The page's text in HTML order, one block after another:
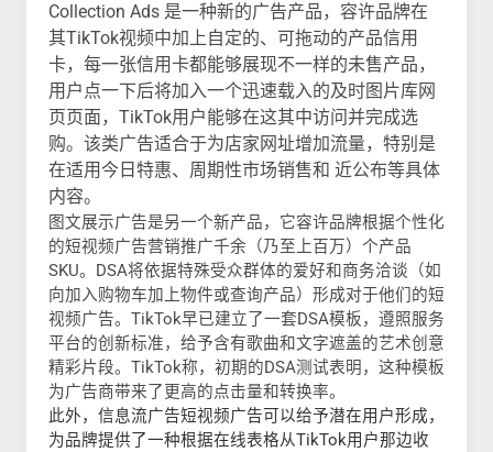
Collection Ads 是一种新的广告产品，容许品牌在
其TikTok视频中加上自定的、可拖动的产品信用
卡，每一张信用卡都能够展现不一样的未售产品，
用户点一下后将加入一个迅速载入的及时图片库网
页页面，TikTok用户能够在这其中访问并完成选
购。该类广告适合于为店家网址增加流量，特别是
在适用今日特惠、周期性市场销售和 近公布等具体
内容。
图文展示广告是另一个新产品，它容许品牌根据个性化
的短视频广告营销推广千余（乃至上百万）个产品
SKU。DSA将依据特殊受众群体的爱好和商务洽谈（如
向加入购物车加上物件或查询产品）形成对于他们的短
视频广告。TikTok早已建立了一套DSA模板，遵照服务
平台的创新标准，给予含有歌曲和文字遮盖的艺术创意
精彩片段。TikTok称，初期的DSA测试表明，这种模板
为广告商带来了更高的点击量和转换率。
此外，信息流广告短视频广告可以给予潜在用户形成，
为品牌提供了一种根据在线表格从TikTok用户那边收